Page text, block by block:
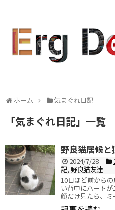
ホーム 気まぐれ日記
「気まぐれ日記」 一覧
野良猫居候と
2024/7/28
記, 野良猫友達
10日ほど前から
い背中にハートが
顔だけ見たら、ミ